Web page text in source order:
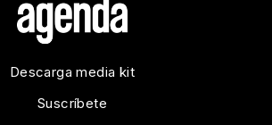
Descarga media kit
Suscríbete